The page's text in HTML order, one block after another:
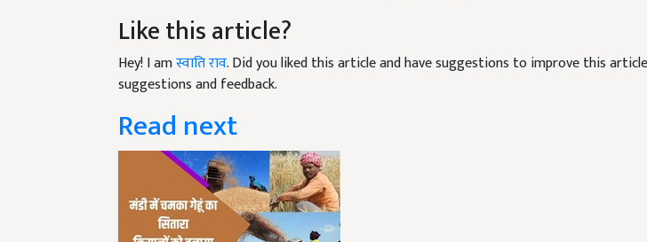
Like this article?
Hey! I amस्वाति राव. Did you liked this article and have suggestions to improve this article?
suggestions and feedback.
Read next